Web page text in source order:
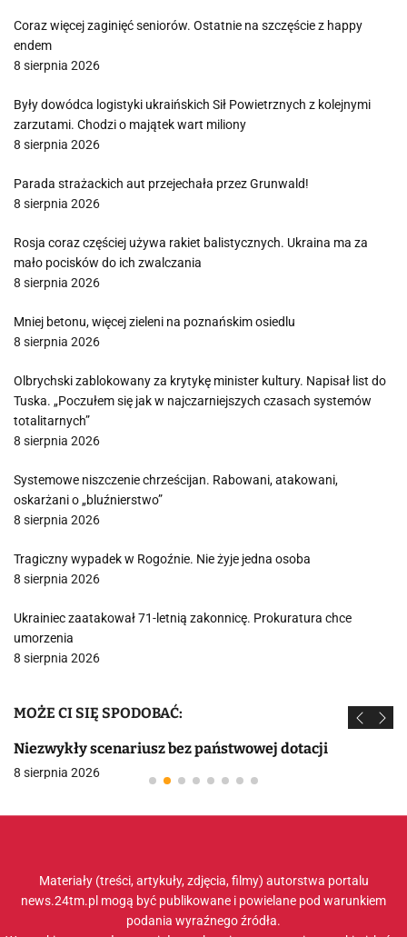
Coraz więcej zaginięć seniorów. Ostatnie na szczęście z happy
endem
8 sierpnia 2026
Były dowódca logistyki ukraińskich Sił Powietrznych z kolejnymi
zarzutami. Chodzi o majątek wart miliony
8 sierpnia 2026
Parada strażackich aut przejechała przez Grunwald!
8 sierpnia 2026
Rosja coraz częściej używa rakiet balistycznych. Ukraina ma za
mało pocisków do ich zwalczania
8 sierpnia 2026
Mniej betonu, więcej zieleni na poznańskim osiedlu
8 sierpnia 2026
Olbrychski zablokowany za krytykę minister kultury. Napisał list do
Tuska. „Poczułem się jak w najczarniejszych czasach systemów
totalitarnych”
8 sierpnia 2026
Systemowe niszczenie chrześcijan. Rabowani, atakowani,
oskarżani o „bluźnierstwo”
8 sierpnia 2026
Tragiczny wypadek w Rogoźnie. Nie żyje jedna osoba
8 sierpnia 2026
Ukrainiec zaatakował 71-letnią zakonnicę. Prokuratura chce
umorzenia
8 sierpnia 2026
MOŻE CI SIĘ SPODOBAĆ:
Niezwykły scenariusz bez państwowej dotacji
8 sierpnia 2026
Materiały (treści, artykuły, zdjęcia, filmy) autorstwa portalu
news.24tm.pl mogą być publikowane i powielane pod warunkiem
podania wyraźnego źródła.